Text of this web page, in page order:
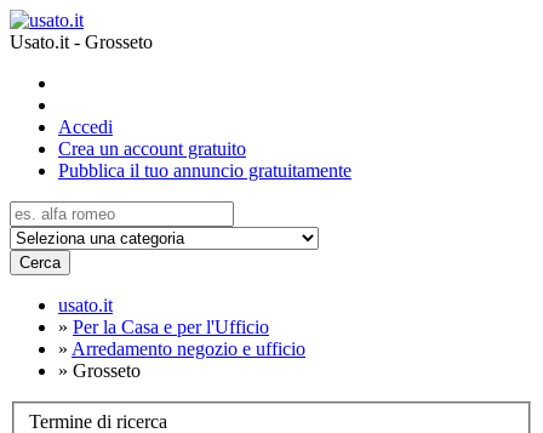
Usato.it - Grosseto
Accedi
Crea un account gratuito
Pubblica il tuo annuncio gratuitamente
Cerca
usato.it
» Per la Casa e per l'Ufficio
» Arredamento negozio e ufficio
» Grosseto
Termine di ricerca